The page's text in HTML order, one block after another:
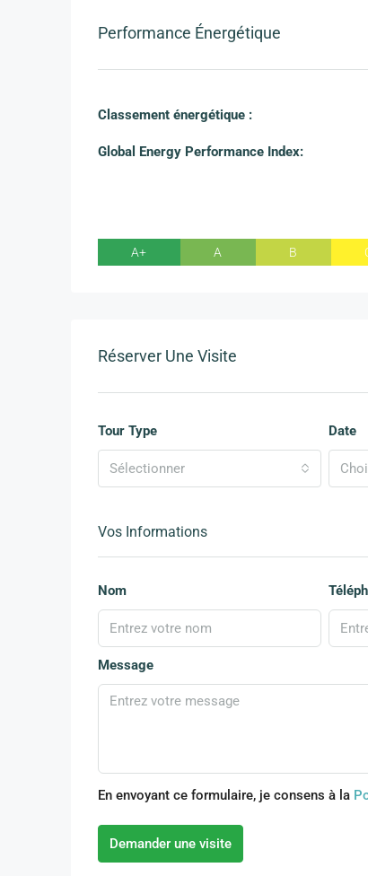
Performance Énergétique
Classement énergétique :
Global Energy Performance Index:
A+ A B
Réserver Une Visite
Tour Type
Sélectionner
Date
Vos Informations
Nom
Message
En envoyant ce formulaire, je consens à la
Demander une visite